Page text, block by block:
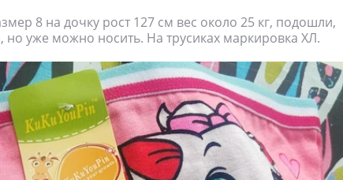
8 на дочку рост 127 см вес около 25 кг, подошли,
но уже можно носить. На трусиках маркировка ХЛ.